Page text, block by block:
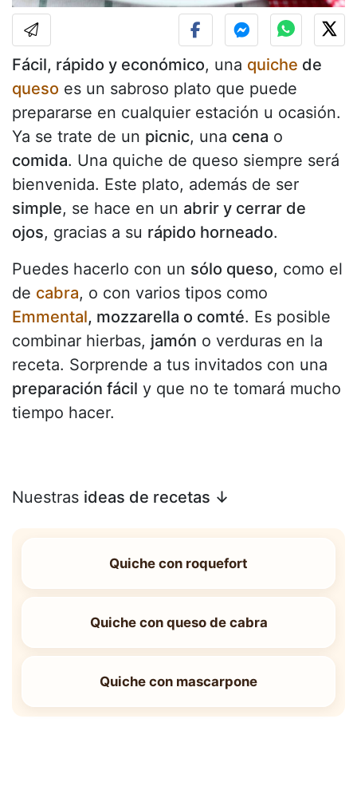
Fácil, rápido y económico, una quiche de
queso es un sabroso plato que puede
prepararse en cualquier estación u ocasión.
Ya se trate de un picnic, una cena o
comida. Una quiche de queso siempre será
bienvenida. Este plato, además de ser
simple, se hace en un abrir y cerrar de
ojos, gracias a su rápido horneado.
Puedes hacerlo con un sólo queso, como el
de cabra, o con varios tipos como
Emmental, mozzarella o comté. Es posible
combinar hierbas, jamón o verduras en la
receta. Sorprende a tus invitados con una
preparación fácil y que no te tomará mucho
tiempo hacer.
Nuestras ideas de recetas ↓
Quiche con roquefort
Quiche con queso de cabra
Quiche con mascarpone